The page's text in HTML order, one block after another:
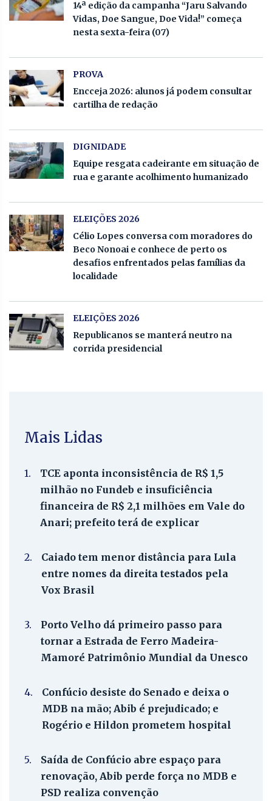
14ª edição da campanha “Jaru Salvando
Vidas, Doe Sangue, Doe Vida!” começa
nesta sexta-feira (07)
PROVA
Encceja 2026: alunos já podem consultar
cartilha de redação
DIGNIDADE
Equipe resgata cadeirante em situação de
rua e garante acolhimento humanizado
ELEIÇÕES 2026
Célio Lopes conversa com moradores do
Beco Nonoai e conhece de perto os
desafios enfrentados pelas famílias da
localidade
ELEIÇÕES 2026
Republicanos se manterá neutro na
corrida presidencial
Mais Lidas
1.
TCE aponta inconsistência de R$ 1,5
milhão no Fundeb e insuficiência
financeira de R$ 2,1 milhões em Vale do
Anari; prefeito terá de explicar
2.
Caiado tem menor distância para Lula
entre nomes da direita testados pela
Vox Brasil
3.
Porto Velho dá primeiro passo para
tornar a Estrada de Ferro Madeira-
Mamoré Patrimônio Mundial da Unesco
4.
Confúcio desiste do Senado e deixa o
MDB na mão; Abib é prejudicado; e
Rogério e Hildon prometem hospital
5.
Saída de Confúcio abre espaço para
renovação, Abib perde força no MDB e
PSD realiza convenção